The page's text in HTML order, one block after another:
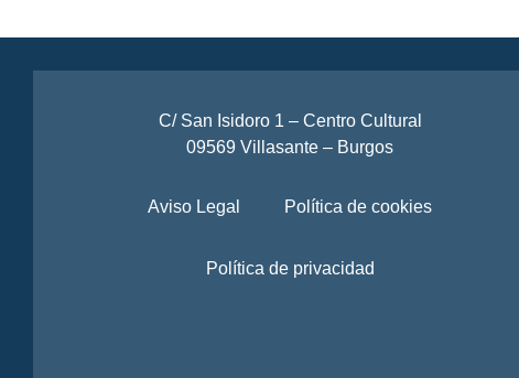
C/ San Isidoro 1 – Centro Cultural
09569 Villasante – Burgos
Aviso Legal Política de cookies
Política de privacidad